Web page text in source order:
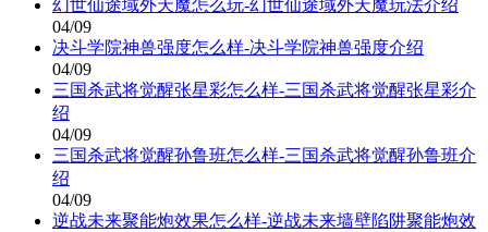
幻世仙途域外天魔怎么玩-幻世仙途域外天魔玩法介绍
04/09
决斗学院神兽强度怎么样-决斗学院神兽强度介绍
04/09
三国杀武将觉醒张星彩怎么样-三国杀武将觉醒张星彩介
绍
04/09
三国杀武将觉醒孙鲁班怎么样-三国杀武将觉醒孙鲁班介
绍
04/09
逆战未来聚能炮效果怎么样-逆战未来墙壁陷阱聚能炮效